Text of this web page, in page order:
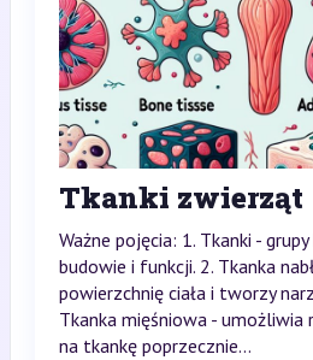
Tkanki zwierząt
Ważne pojęcia: 1. Tkanki -
budowie i funkcji. 2. Tkanka
powierzchnię ciała i tworzy
Tkanka mięśniowa - umożliwia
na tkankę poprzecznie...